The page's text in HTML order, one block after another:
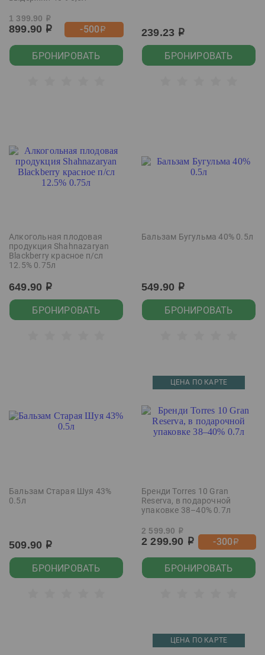
1 399.90 р
899.90 р -500р
БРОНИРОВАТЬ
239.23 р
БРОНИРОВАТЬ
Алкогольная плодовая
продукция Shahnazaryan
Blackberry красное п/сл
12.5% 0.75л
649.90 р
БРОНИРОВАТЬ
Бальзам Бугульма 40% 0.5л
549.90 р
БРОНИРОВАТЬ
Бальзам Старая Шуя 43%
0.5л
509.90 р
БРОНИРОВАТЬ
ЦЕНА ПО КАРТЕ
Бренди Torres 10 Gran
Reserva, в подарочной
упаковке 38–40% 0.7л
2 599.90 р
2 299.90 р -300р
БРОНИРОВАТЬ
ЦЕНА ПО КАРТЕ